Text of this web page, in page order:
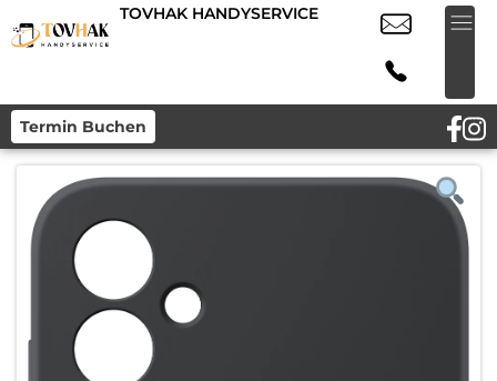
TOVHAK HANDYSERVICE
Termin Buchen